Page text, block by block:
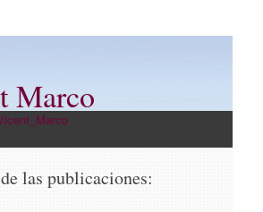
Marco
las publicaciones: